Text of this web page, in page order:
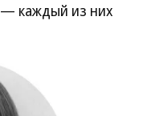
— каждый из них